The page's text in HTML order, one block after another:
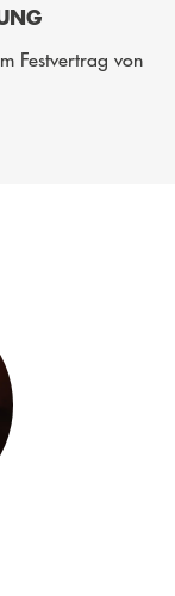
Festvertrag von